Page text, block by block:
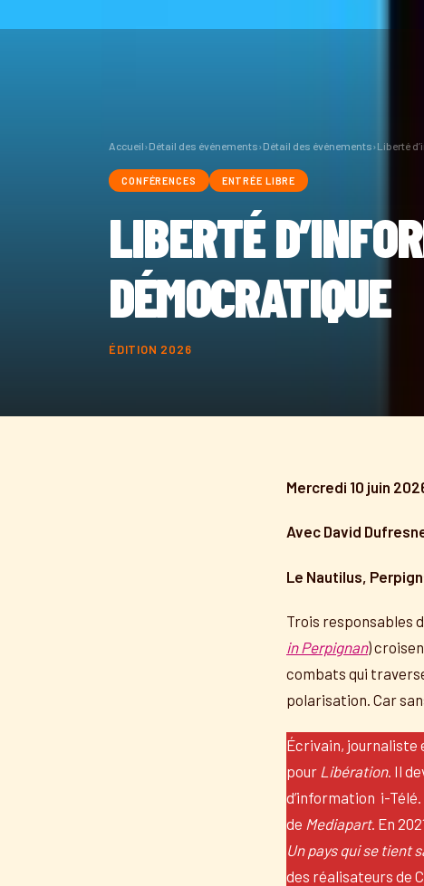
Accueil›Détail des événements›Détail des événements›Liberté
CONFÉRENCES ENTRÉE LIBRE
LIBERTÉ
DÉMOCRATIQUE
ÉDITION 2026
Mercredi 10 juin
Avec David
Le Nautilus,
Trois responsables
in Perpignan)
combats qui
polarisation. Car
Écrivain, journaliste
pour Libération. Il
d’information i-
de Mediapart. En
Un pays qui se tient
des réalisateurs de